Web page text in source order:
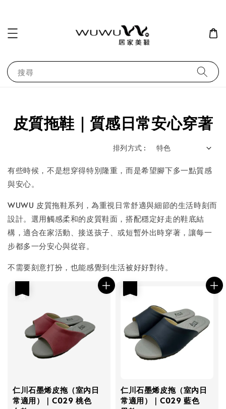
搜尋
皮質拖鞋｜質感日常安心穿著
排列方式 :
有些時候，不是想穿得特別隆重，而是希望腳下多一點質感
與安心。
WUWU 皮質拖鞋系列，為重視日常舒適與細節的生活時刻而
設計。選用觸感柔和的皮質鞋面，搭配穩定好走的鞋底結
構，適合在家活動、接送孩子、或短暫外出時穿著，讓每一
步都多一分安心與從容。
不需要刻意打扮，也能感覺到生活被好好對待。
仁川石墨烯皮拖（室內日
常適用）｜C029 桃色
仁川石墨烯皮拖（室內日
常適用）｜C029 藍色